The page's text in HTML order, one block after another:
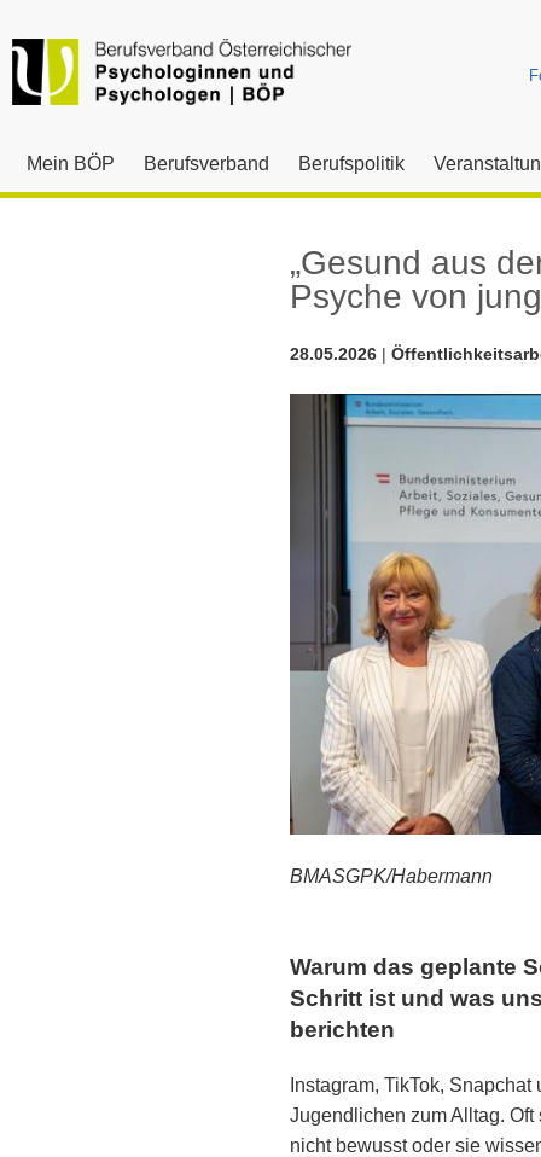
Mein BÖP Berufsverband Berufspolitik
„Gesund aus
Psyche von
28.05.2026 |
BMASGPK/Habermann
Warum das geplante
Schritt ist und was
berichten
Instagram, TikTok,
Jugendlichen zum Alltag.
nicht bewusst oder sie